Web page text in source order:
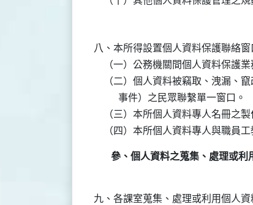
八、本所得設置個人資料保護聯絡窗
（一）公務機關間個人資料保護
（二）個人資料被竊取、洩漏、
          事件）之民眾聯繫單一窗口。
（三）本所個人資料專人名冊之
參、個人資料之蒐集、處理或利
九、各課室蒐集、處理或利用個人